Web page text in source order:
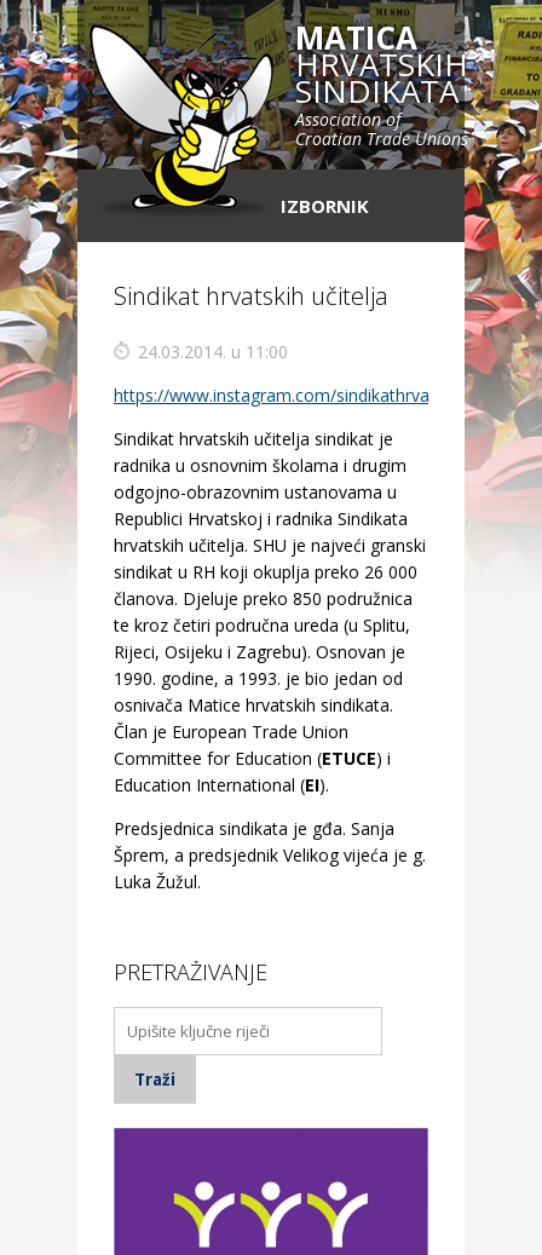
MATICA
HRVATSKIH
SINDIKATA
Association of
Croatian Trade Unions
IZBORNIK
Sindikat hrvatskih učitelja
24.03.2014. u 11:00
https://www.instagram.com/sindikathrvatskihucitelja/
Sindikat hrvatskih učitelja sindikat je
radnika u osnovnim školama i drugim
odgojno-obrazovnim ustanovama u
Republici Hrvatskoj i radnika Sindikata
hrvatskih učitelja. SHU je najveći granski
sindikat u RH koji okuplja preko 26 000
članova. Djeluje preko 850 podružnica
te kroz četiri područna ureda (u Splitu,
Rijeci, Osijeku i Zagrebu). Osnovan je
1990. godine, a 1993. je bio jedan od
osnivača Matice hrvatskih sindikata.
Član je European Trade Union
Committee for Education (ETUCE) i
Education International (EI).
Predsjednica sindikata je gđa. Sanja
Šprem, a predsjednik Velikog vijeća je g.
Luka Žužul.
PRETRAŽIVANJE